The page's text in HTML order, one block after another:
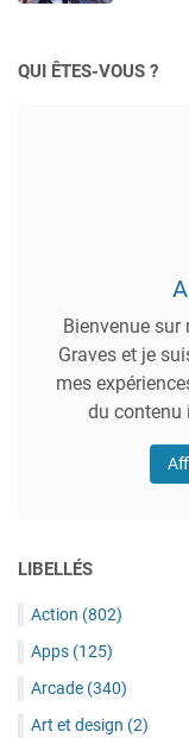
QUI ÊTES-VOUS ?
Bienvenue
Graves et je
mes
du contenu
LIBELLÉS
Action (802)
Apps (125)
Arcade (340)
Art et design (2)